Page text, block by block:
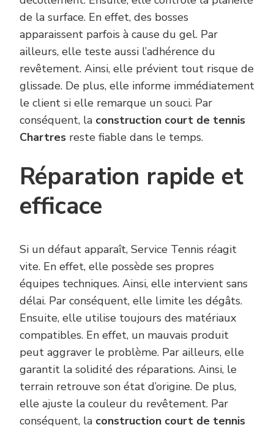
de la surface. En effet, des bosses
apparaissent parfois à cause du gel. Par
ailleurs, elle teste aussi l’adhérence du
revêtement. Ainsi, elle prévient tout risque de
glissade. De plus, elle informe immédiatement
le client si elle remarque un souci. Par
conséquent, la construction court de tennis
Chartres reste fiable dans le temps.
Réparation rapide et
efficace
Si un défaut apparaît, Service Tennis réagit
vite. En effet, elle possède ses propres
équipes techniques. Ainsi, elle intervient sans
délai. Par conséquent, elle limite les dégâts.
Ensuite, elle utilise toujours des matériaux
compatibles. En effet, un mauvais produit
peut aggraver le problème. Par ailleurs, elle
garantit la solidité des réparations. Ainsi, le
terrain retrouve son état d’origine. De plus,
elle ajuste la couleur du revêtement. Par
conséquent, la construction court de tennis